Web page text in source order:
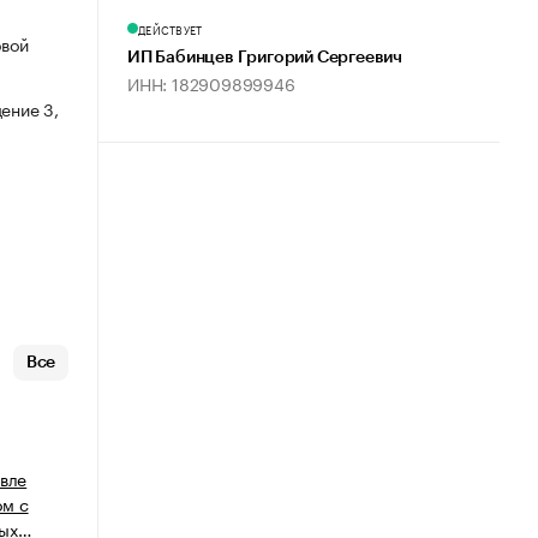
3,
Все
с
ДЕЙСТВУЕТ
ИП Бабинцев Григорий Сергеевич
ИНН: 182909899946